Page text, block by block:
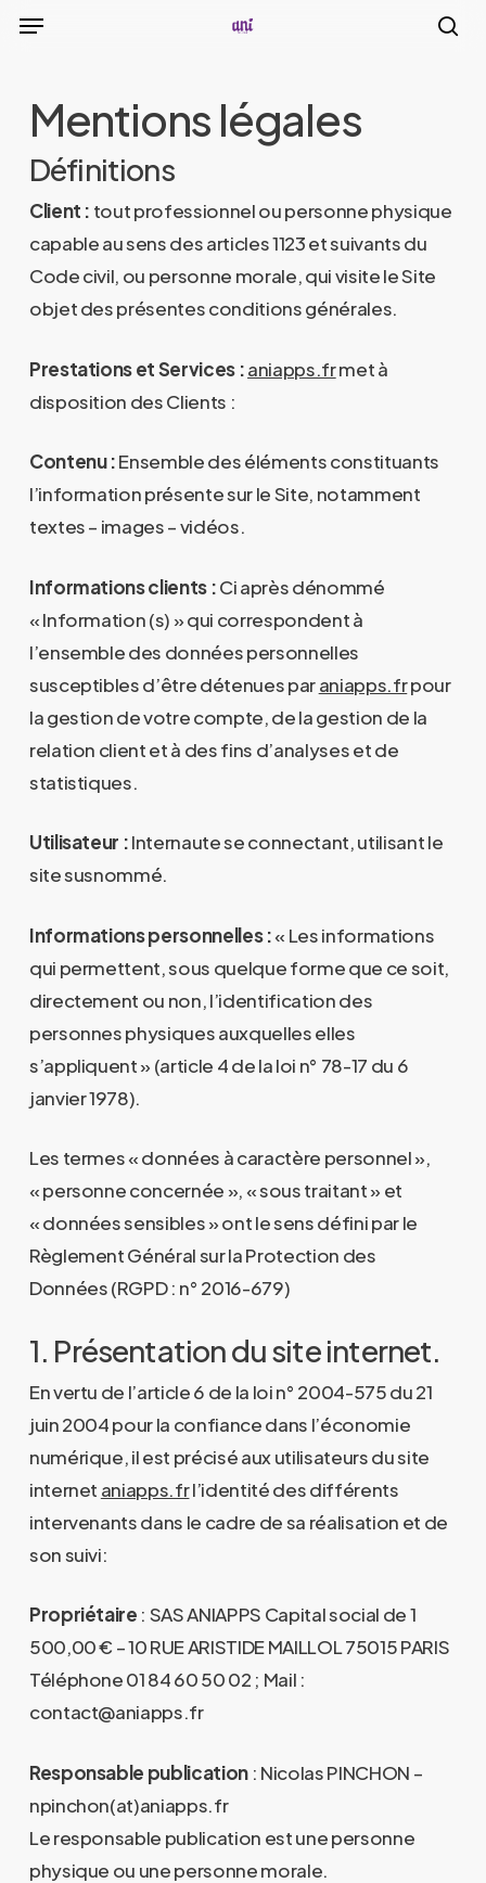
Skip
content
Menu
Mentions légales
Définitions
Client : tout professionnel ou personne physique
capable au sens des articles 1123 et suivants du
Code civil, ou personne morale, qui visite le Site
objet des présentes conditions générales.
Prestations et Services :aniapps.frmet à
disposition des Clients :
Contenu :Ensemble des éléments constituants
l’information présente sur le Site, notamment
textes – images – vidéos.
Informations clients :Ci après dénommé
« Information (s) » qui correspondent à
l’ensemble des données personnelles
susceptibles d’être détenues paraniapps.frpour
la gestion de votre compte, de la gestion de la
relation client et à des fins d’analyses et de
statistiques.
Utilisateur :Internaute se connectant, utilisant le
site susnommé.
Informations personnelles :« Les informations
qui permettent, sous quelque forme que ce soit,
directement ou non, l’identification des
personnes physiques auxquelles elles
s’appliquent » (article 4 de la loi n° 78-17 du 6
janvier 1978).
Les termes « données à caractère personnel »,
« personne concernée », « sous traitant » et
« données sensibles » ont le sens défini par le
Règlement Général sur la Protection des
Données (RGPD : n° 2016-679)
1. Présentation du site internet.
En vertu de l’article 6 de la loi n° 2004-575 du 21
juin 2004 pour la confiance dans l’économie
numérique, il est précisé aux utilisateurs du site
internet aniapps.frl’identité des différents
intervenants dans le cadre de sa réalisation et de
son suivi:
Propriétaire : SAS ANIAPPS Capital social de 1
500,00 € – 10 RUE ARISTIDE MAILLOL 75015 PARIS
Téléphone 01 84 60 50 02 ; Mail :
contact@aniapps.fr
Responsable publication : Nicolas PINCHON –
npinchon(at)aniapps.fr
Le responsable publication est une personne
physique ou une personne morale.